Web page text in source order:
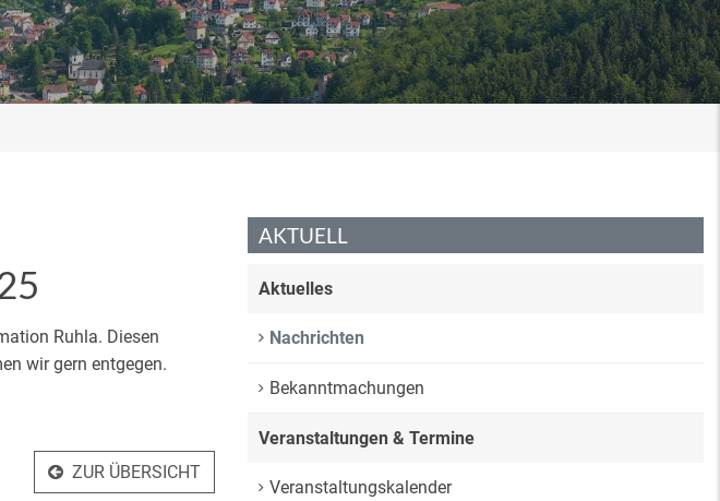
Ruhla. Diesen
wir gern entgegen.
ZUR ÜBERSICHT
AKTUELL
Aktuelles
Nachrichten
Bekanntmachungen
Veranstaltungen & Termine
Veranstaltungskalender